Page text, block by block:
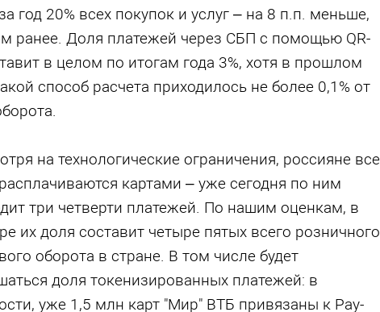
год 20% всех покупок и услуг – на 8 п.п. меньше,
ранее. Доля платежей через СБП с помощью QR-
в целом по итогам года 3%, хотя в прошлом
способ расчета приходилось не более 0,1% от
на технологические ограничения, россияне все
картами – уже сегодня по ним
три четверти платежей. По нашим оценкам, в
их доля составит четыре пятых всего розничного
оборота в стране. В том числе будет
доля токенизированных платежей: в
уже 1,5 млн карт "Мир" ВТБ привязаны к Pay-